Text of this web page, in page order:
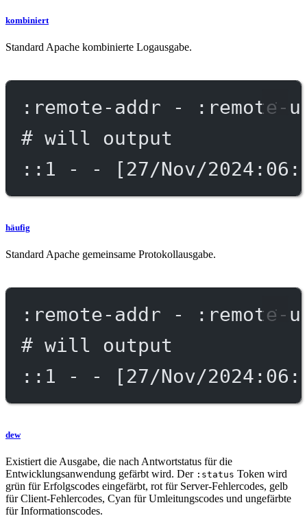
kombiniert
Standard Apache kombinierte Logausgabe.
:remote-addr -
# will output
::1 - - [27/Nov/
häufig
Standard Apache gemeinsame Protokollausgabe.
:remote-addr -
# will output
::1 - - [27/Nov/
dew
Existiert die Ausgabe, die nach Antwortstatus für die
Entwicklungsanwendung gefärbt wird. Der :status Token wird
grün für Erfolgscodes eingefärbt, rot für Server-Fehlercodes, gelb
für Client-Fehlercodes, Cyan für Umleitungscodes und ungefärbte
für Informationscodes.